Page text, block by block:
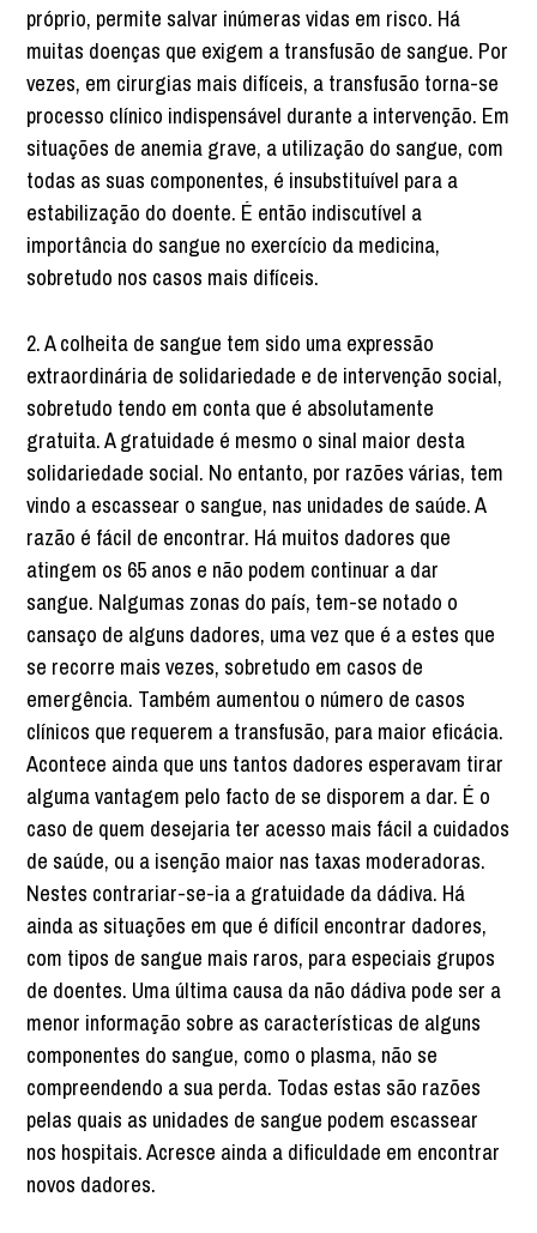
próprio, permite salvar inúmeras vidas em risco. Há
muitas doenças que exigem a transfusão de sangue. Por
vezes, em cirurgias mais difíceis, a transfusão torna-se
processo clínico indispensável durante a intervenção. Em
situações de anemia grave, a utilização do sangue, com
todas as suas componentes, é insubstituível para a
estabilização do doente. É então indiscutível a
importância do sangue no exercício da medicina,
sobretudo nos casos mais difíceis.
2. A colheita de sangue tem sido uma expressão
extraordinária de solidariedade e de intervenção social,
sobretudo tendo em conta que é absolutamente
gratuita. A gratuidade é mesmo o sinal maior desta
solidariedade social. No entanto, por razões várias, tem
vindo a escassear o sangue, nas unidades de saúde. A
razão é fácil de encontrar. Há muitos dadores que
atingem os 65 anos e não podem continuar a dar
sangue. Nalgumas zonas do país, tem-se notado o
cansaço de alguns dadores, uma vez que é a estes que
se recorre mais vezes, sobretudo em casos de
emergência. Também aumentou o número de casos
clínicos que requerem a transfusão, para maior eficácia.
Acontece ainda que uns tantos dadores esperavam tirar
alguma vantagem pelo facto de se disporem a dar. É o
caso de quem desejaria ter acesso mais fácil a cuidados
de saúde, ou a isenção maior nas taxas moderadoras.
Nestes contrariar-se-ia a gratuidade da dádiva. Há
ainda as situações em que é difícil encontrar dadores,
com tipos de sangue mais raros, para especiais grupos
de doentes. Uma última causa da não dádiva pode ser a
menor informação sobre as características de alguns
componentes do sangue, como o plasma, não se
compreendendo a sua perda. Todas estas são razões
pelas quais as unidades de sangue podem escassear
nos hospitais. Acresce ainda a dificuldade em encontrar
novos dadores.